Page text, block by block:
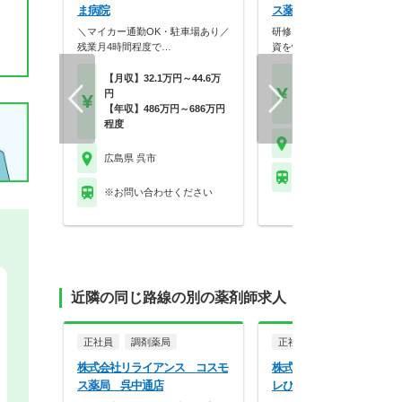
ま病院
＼マイカー通勤OK・駐車場あり／
残業月4時間程度で…
【月収】32.1万円～44.6万
円
【年収】486万円～686万円
程度
広島県 呉市
※お問い合わせください
ス薬局 呉中通店
研修・委員会活動が充実！教
資を惜しまない成長環…
近隣の同じ路線の別の薬剤師求人
正社員 調剤薬局
株式会社リライアンス コスモ
ス薬局 呉中通店
正社員
株式会社ププレひまわり
レひまわり薬局 呉広本